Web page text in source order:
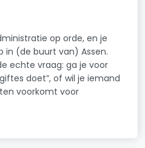
op orde, en je
in (de buurt van) Assen.
echte vraag: ga je voor
doet”, of wil je iemand
voorkomt voor